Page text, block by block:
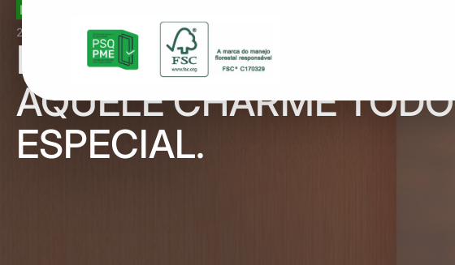
INFORMATIVO
24 de fevereiro de 2023
KIT PORTA PRONTA:
AQUELE CHARME TODO
ESPECIAL.